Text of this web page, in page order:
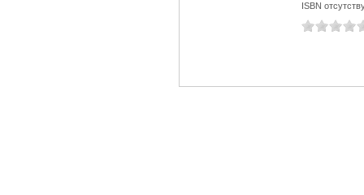
ISBN